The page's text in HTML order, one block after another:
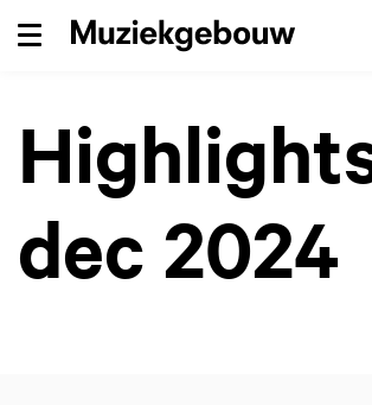
Menu
dec 2024